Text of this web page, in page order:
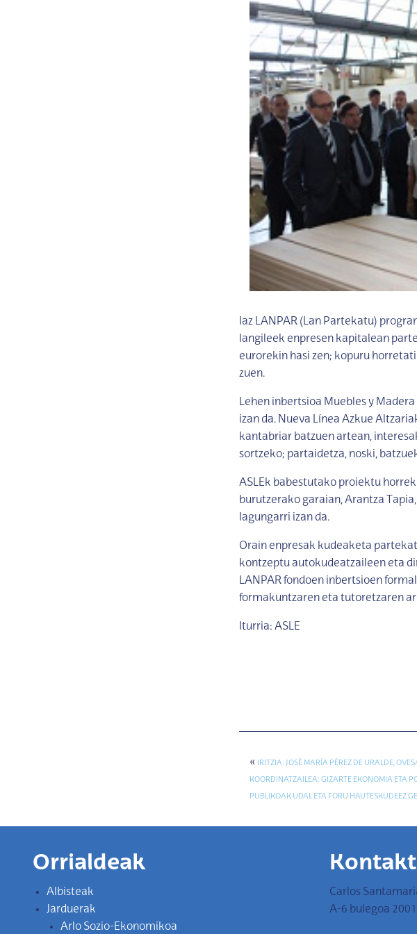
Iaz LANPAR (Lan Partekatu)
langileek enpresen kapitalean
eurorekin hasi zen; kopuru
zuen.
Lehen inbertsioa Muebles y
izan da. Nueva Línea Azkue
kantabriar batzuen artean,
sortzeko; partaidetza, noski,
ASLEk babestutako proiektu
burutzerako garaian, Arantza
lagungarri izan da.
Orain enpresak kudeaketa
kontzeptu autokudeatzaileen eta
LANPAR fondoen inbertsioen
formakuntzaren eta tutoretzaren
Iturria: ASLE
« IRITZIA: JOSÉ MARÍA PÉREZ DE URALDE,
KOORDINATZAILEA: GIZARTE EKONOMIA ETA
PUBLIKOAK UDAL ETA FORU HAUTESKUDEEZ
Orrialdeak
Albisteak
Jarduerak
Arlo Sozio-Ekonomikoa
Carlos
A-6 bulegoa